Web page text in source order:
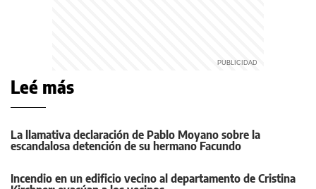
Leé más
La llamativa declaración de Pablo Moyano sobre la
escandalosa detención de su hermano Facundo
Incendio en un edificio vecino al departamento de Cristina